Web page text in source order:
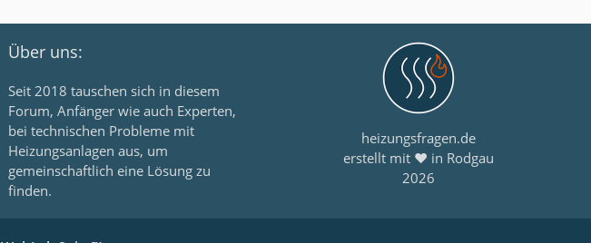
Über uns:
Seit 2018 tauschen sich in diesem
Forum, Anfänger wie auch Experten,
bei technischen Probleme mit
Heizungsanlagen aus, um
gemeinschaftlich eine Lösung zu
finden.
heizungsfragen.de
erstellt mit ❤ in Rodgau
2026